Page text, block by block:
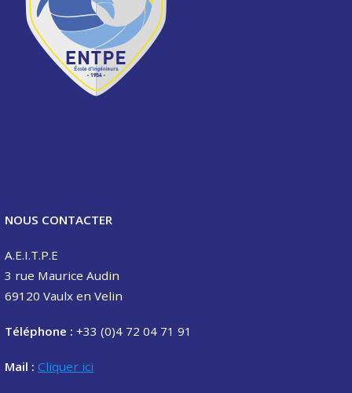
NOUS CONTACTER
A.E.I.T.P.E
3 rue Maurice Audin
69120 Vaulx en Velin
Téléphone : +33 (0)4 72 04 71 91
Mail : Cliquer ici